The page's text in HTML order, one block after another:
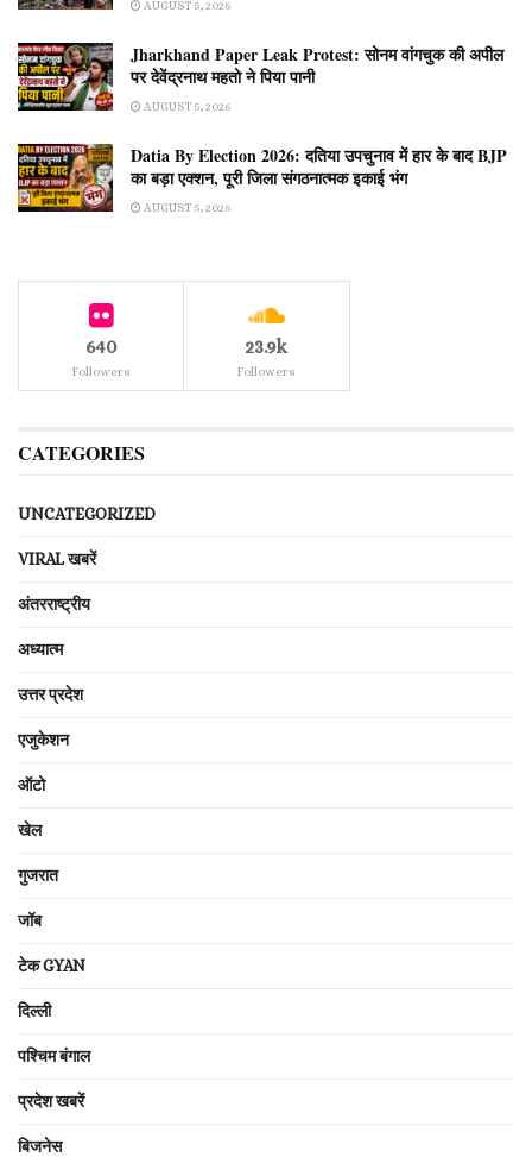
AUGUST 5, 2026
Jharkhand Paper Leak Protest: सोनम वांगचुक की अपील
पर देवेंद्रनाथ महतो ने पिया पानी
AUGUST 5, 2026
Datia By Election 2026: दतिया उपचुनाव में हार के बाद BJP
का बड़ा एक्शन, पूरी जिला संगठनात्मक इकाई भंग
AUGUST 5, 2026
640
Followers
23.9k
Followers
CATEGORIES
UNCATEGORIZED
VIRAL खबरें
अंतरराष्ट्रीय
अध्यात्म
उत्तर प्रदेश
एजुकेशन
ऑटो
खेल
गुजरात
जॉब
टेक GYAN
दिल्ली
पश्चिम बंगाल
प्रदेश खबरें
बिजनेस